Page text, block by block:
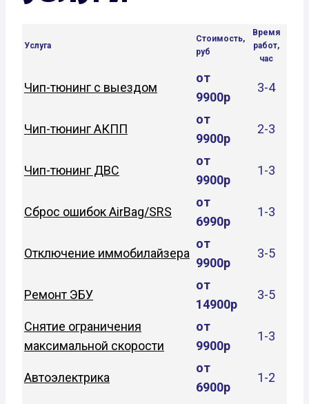
Услуга
Стоимость,
руб
Время
работ,
час
Чип-тюнинг с выездом
от
9900р
3-4
Чип-тюнинг АКПП
от
9900р
2-3
Чип-тюнинг ДВС
от
9900р
1-3
Сброс ошибок AirBag/SRS
от
6990р
1-3
Отключение иммобилайзера
от
9900р
3-5
Ремонт ЭБУ
от
14900р
3-5
Снятие ограничения
максимальной скорости
от
9900р
1-3
Автоэлектрика
от
6900р
1-2